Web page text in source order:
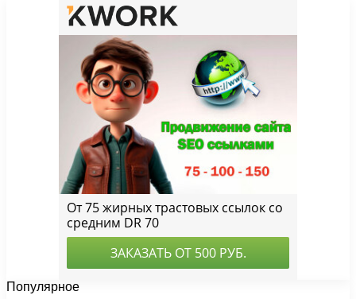
Популярное